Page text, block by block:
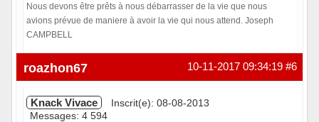
Nous devons être prêts à nous débarrasser de la vie que nous
avions prévue de maniere à avoir la vie qui nous attend. Joseph
CAMPBELL
Hors ligne #6
10-11-2017 09:34:19
roazhon67
Knack Vivace
Inscrit(e): 08-08-2013
Messages: 4 594